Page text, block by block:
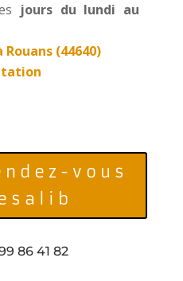
jours du lundi au
Rouans (44640)
vous
86 41 82